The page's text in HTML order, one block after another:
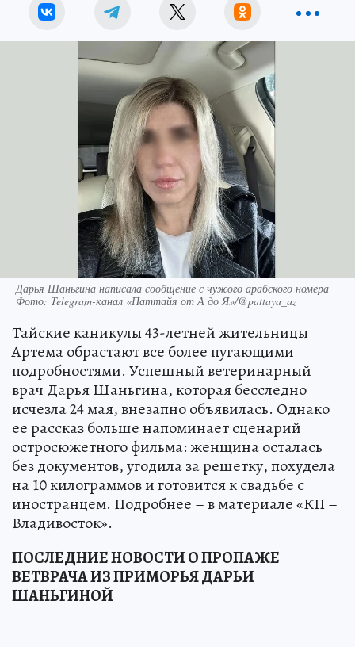
Дарья Шаньгина написала сообщение с чужого арабского номера
Фото: Telegram-канал «Паттайя от А до Я»/@pattaya_az
Тайские каникулы 43-летней жительницы
Артема обрастают все более пугающими
подробностями. Успешный ветеринарный
врач Дарья Шаньгина, которая бесследно
исчезла 24 мая, внезапно объявилась. Однако
ее рассказ больше напоминает сценарий
остросюжетного фильма: женщина осталась
без документов, угодила за решетку, похудела
на 10 килограммов и готовится к свадьбе с
иностранцем. Подробнее – в материале «КП –
Владивосток».
ПОСЛЕДНИЕ НОВОСТИ О ПРОПАЖЕ
ВЕТВРАЧА ИЗ ПРИМОРЬЯ ДАРЬИ
ШАНЬГИНОЙ